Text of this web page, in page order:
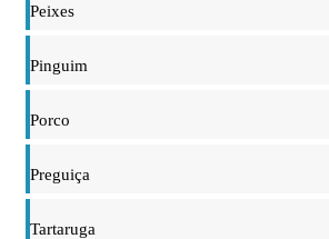
Peixes
Pinguim
Porco
Preguiça
Tartaruga